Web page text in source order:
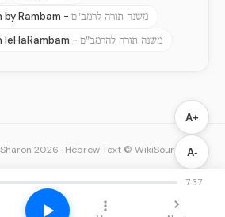
Rambam - משנה תורה לרמב"ם
leHaRambam - משנה תורה להרמב"ם
A+
A-
7:37
2026 · Hebrew Text © WikiSource